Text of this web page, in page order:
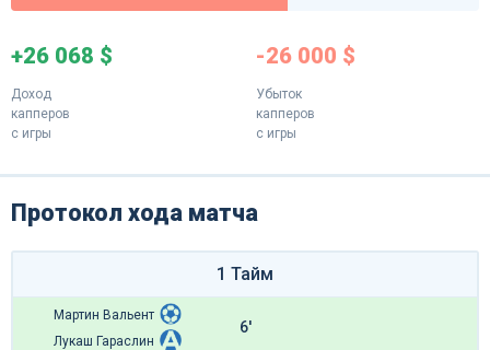
+26 068 $
Доход
капперов
с игры
-26 000 $
Убыток
капперов
с игры
Протокол хода матча
1 Тайм
Мартин Вальент
Лукаш Гараслин
6'